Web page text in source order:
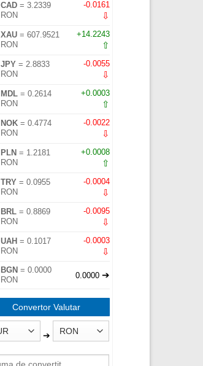
CAD= 3.2339
RON
-0.0161
⇩
XAU= 607.9521
RON
+14.2243
⇧
JPY = 2.8833
RON
-0.0055
⇩
MDL= 0.2614
RON
+0.0003
⇧
NOK= 0.4774
RON
-0.0022
⇩
PLN = 1.2181
RON
+0.0008
⇧
TRY = 0.0955
RON
-0.0004
⇩
BRL= 0.8869
RON
-0.0095
⇩
UAH = 0.1017
RON
-0.0003
⇩
BGN = 0.0000
RON
0.0000 ➔
Convertor Valutar
➔